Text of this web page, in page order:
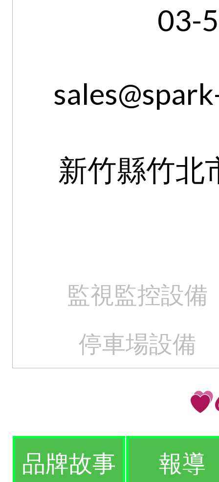
03-
新竹縣竹北
監視監控設備
停車場設備
品牌故事 報導